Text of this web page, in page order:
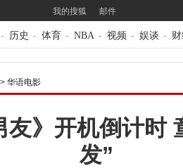
我的搜狐 邮件
- 历史 - 体育 - NBA - 视频 - 娱谈 -
> 华语电影
友》开机倒计时
发”